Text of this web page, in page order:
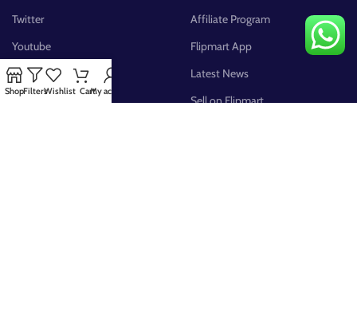
Twitter
Youtube
Pinterest
FB Group
Affiliate Program
Flipmart App
Latest News
Sell on Flipmart
ShopFiltersWishlist CartMy account